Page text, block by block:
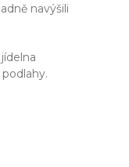
navýšili